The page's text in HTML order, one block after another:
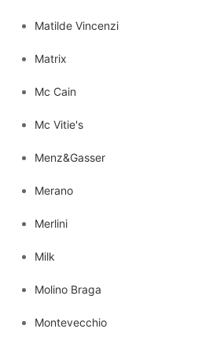
Matilde Vincenzi
Matrix
Mc Cain
Mc Vitie's
Menz&Gasser
Merano
Merlini
Milk
Molino Braga
Montevecchio